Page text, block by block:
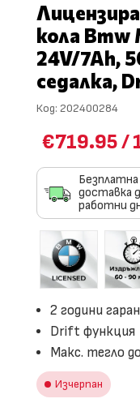
кола Bmw
24V/7Ah,
седалка,
Код: 202400284
€719.95/
Безплатна
доставка
работни
2 години
Drift функция
Макс. тегло
Изчерпан